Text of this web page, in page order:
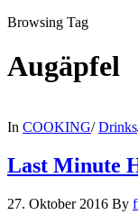
Browsing Tag
Augäpfel
In COOKING/ Drinks
Last Minute
27. Oktober 2016 By